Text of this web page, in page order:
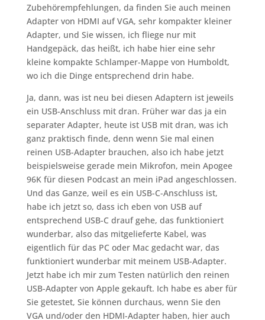
Zubehörempfehlungen, da finden Sie auch meinen
Adapter von HDMI auf VGA, sehr kompakter kleiner
Adapter, und Sie wissen, ich fliege nur mit
Handgepäck, das heißt, ich habe hier eine sehr
kleine kompakte Schlamper-Mappe von Humboldt,
wo ich die Dinge entsprechend drin habe.
Ja, dann, was ist neu bei diesen Adaptern ist jeweils
ein USB-Anschluss mit dran. Früher war das ja ein
separater Adapter, heute ist USB mit dran, was ich
ganz praktisch finde, denn wenn Sie mal einen
reinen USB-Adapter brauchen, also ich habe jetzt
beispielsweise gerade mein Mikrofon, mein Apogee
96K für diesen Podcast an mein iPad angeschlossen.
Und das Ganze, weil es ein USB-C-Anschluss ist,
habe ich jetzt so, dass ich eben von USB auf
entsprechend USB-C drauf gehe, das funktioniert
wunderbar, also das mitgelieferte Kabel, was
eigentlich für das PC oder Mac gedacht war, das
funktioniert wunderbar mit meinem USB-Adapter.
Jetzt habe ich mir zum Testen natürlich den reinen
USB-Adapter von Apple gekauft. Ich habe es aber für
Sie getestet, Sie können durchaus, wenn Sie den
VGA und/oder den HDMI-Adapter haben, hier auch